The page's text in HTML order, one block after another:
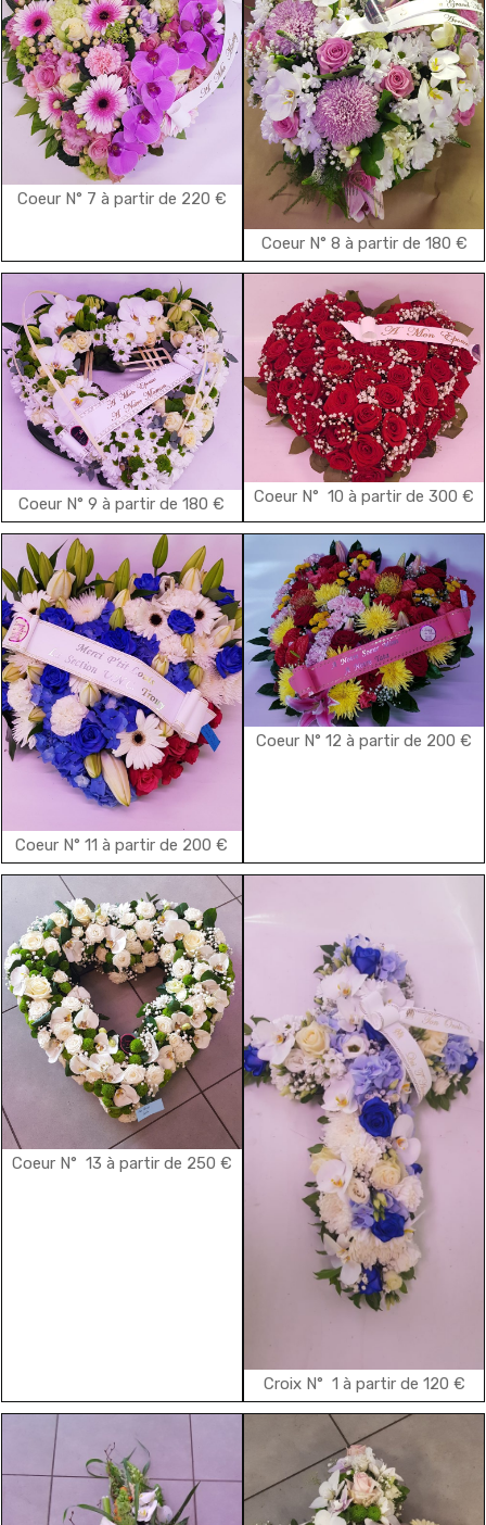
Coeur N° 7 à partir de 220 €
Coeur N° 8 à partir de 180 €
Coeur N° 9 à partir de 180 € Coeur N° 10 à partir de 300 €
Coeur N° 11 à partir de 200 €
Coeur N° 12 à partir de 200 €
Coeur N° 13 à partir de 250 €
Croix N° 1 à partir de 120 €